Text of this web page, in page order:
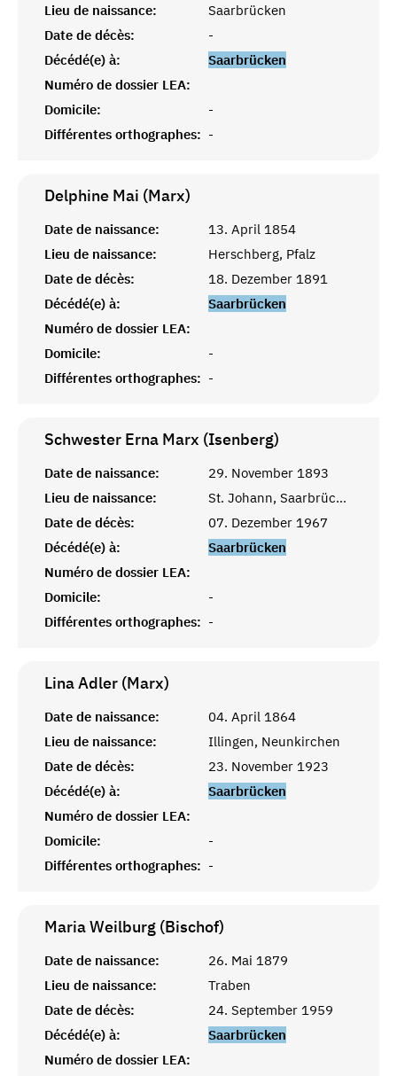
Lieu de naissance:
Saarbrücken
Date de décès:
-
Décédé(e) à:
Saarbrücken
Numéro de dossier LEA:
Domicile:
-
Différentes orthographes: -
Delphine Mai (Marx)
Date de naissance:
13. April 1854
Lieu de naissance:
Herschberg, Pfalz
Date de décès:
18. Dezember 1891
Décédé(e) à:
Saarbrücken
Numéro de dossier LEA:
Domicile:
-
Différentes orthographes: -
Schwester Erna Marx (Isenberg)
Date de naissance:
29. November 1893
Lieu de naissance:
St. Johann, Saarbrücken
Date de décès:
07. Dezember 1967
Décédé(e) à:
Saarbrücken
Numéro de dossier LEA:
Domicile:
-
Différentes orthographes: -
Lina Adler (Marx)
Date de naissance:
04. April 1864
Lieu de naissance:
Illingen, Neunkirchen
Date de décès:
23. November 1923
Décédé(e) à:
Saarbrücken
Numéro de dossier LEA:
Domicile:
-
Différentes orthographes: -
Maria Weilburg (Bischof)
Date de naissance:
26. Mai 1879
Lieu de naissance:
Traben
Date de décès:
24. September 1959
Décédé(e) à:
Saarbrücken
Numéro de dossier LEA: